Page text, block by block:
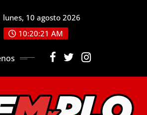
lunes, 10 agosto 2026
10:20:23 AM